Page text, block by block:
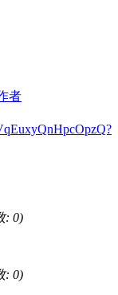
者
: 0)
: 0)